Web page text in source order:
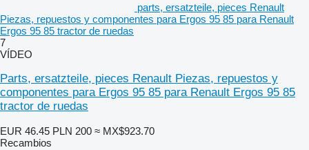
parts, ersatzteile, pieces Renault
Piezas, repuestos y componentes para Ergos 95 85 para Renault
Ergos 95 85 tractor de ruedas
7
VÍDEO
Parts, ersatzteile, pieces Renault Piezas, repuestos y
componentes para Ergos 95 85 para Renault Ergos 95 85
tractor de ruedas
EUR 46.45 PLN 200 ≈ MX$923.70
Recambios